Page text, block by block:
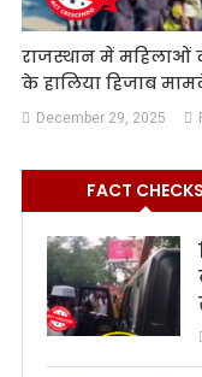
राजस्थान में महिलाओं
के हालिया हिजाब
December 29, 2025
FACT CHECKS